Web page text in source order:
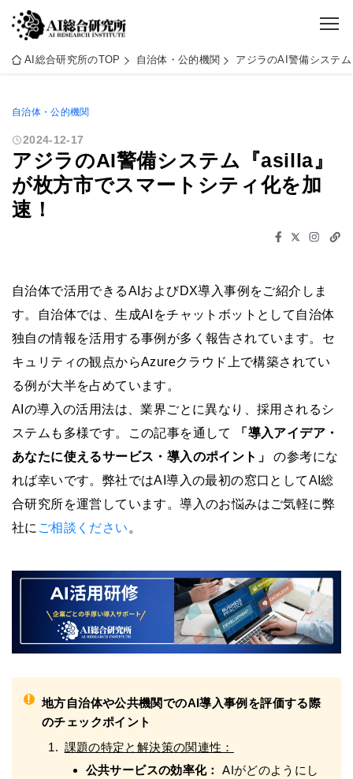
AI総合研究所のTOP 自治体・公的機関 アジラのAI警備システ
自治体・公的機関
2024-12-17
アジラのAI警備システム『asilla』
が枚方市でスマートシティ化を加
速！
自治体で活用できるAIおよびDX導入事例をご紹介しま
す。自治体では、生成AIをチャットボットとして自治体
独自の情報を活用する事例が多く報告されています。セ
キュリティの観点からAzureクラウド上で構築されてい
る例が大半を占めています。
AIの導入の活用法は、業界ごとに異なり、採用されるシ
ステムも多様です。この記事を通して
「導入アイデア・
あなたに使えるサービス・導入のポイント」
の参考にな
れば幸いです。弊社ではAI導入の最初の窓口としてAI総
合研究所を運営しています。導入のお悩みはご気軽に弊
社に ご相談ください 。
!
地方自治体や公共機関でのAI導入事例を評価する際
のチェックポイント
課題の特定と解決策の関連性：
公共サービスの効率化：
AIがどのようにし